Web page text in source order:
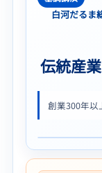
白河だるま
伝統産
創業300年以